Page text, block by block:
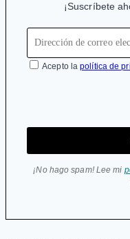
¡Suscríbete
Acepto lapolítica de
¡No hago spam! Lee mi